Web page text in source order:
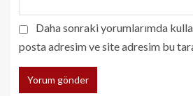
Daha sonraki yorumlarımda
posta adresim ve site adresim bu